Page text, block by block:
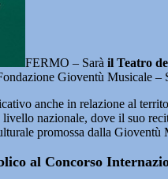
FERMO – Sarà il Teatro
Gioventù Musicale
anche in relazione al
livello nazionale, dove il suo
promossa dalla Gioventù
al Concorso